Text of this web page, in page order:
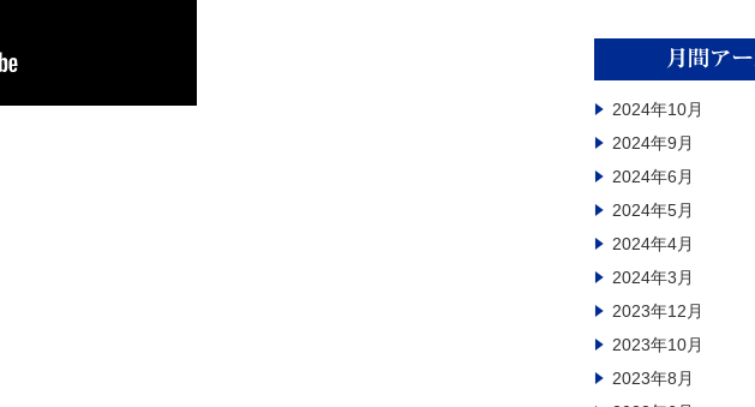
2024年10月
2024年9月
2024年6月
2024年5月
2024年4月
2024年3月
2023年12月
2023年10月
2023年8月